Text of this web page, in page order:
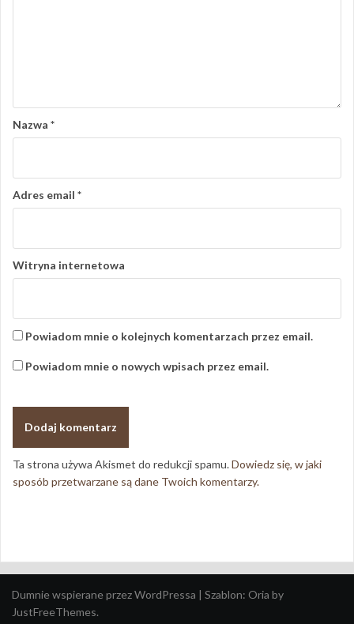
Nazwa *
Adres email *
Witryna internetowa
Powiadom mnie o kolejnych komentarzach przez email.
Powiadom mnie o nowych wpisach przez email.
Ta strona używa Akismet do redukcji spamu.Dowiedz się, w jaki
sposób przetwarzane są dane Twoich komentarzy.
Dumnie wspierane przez WordPressa | Szablon: Oria by
JustFreeThemes.